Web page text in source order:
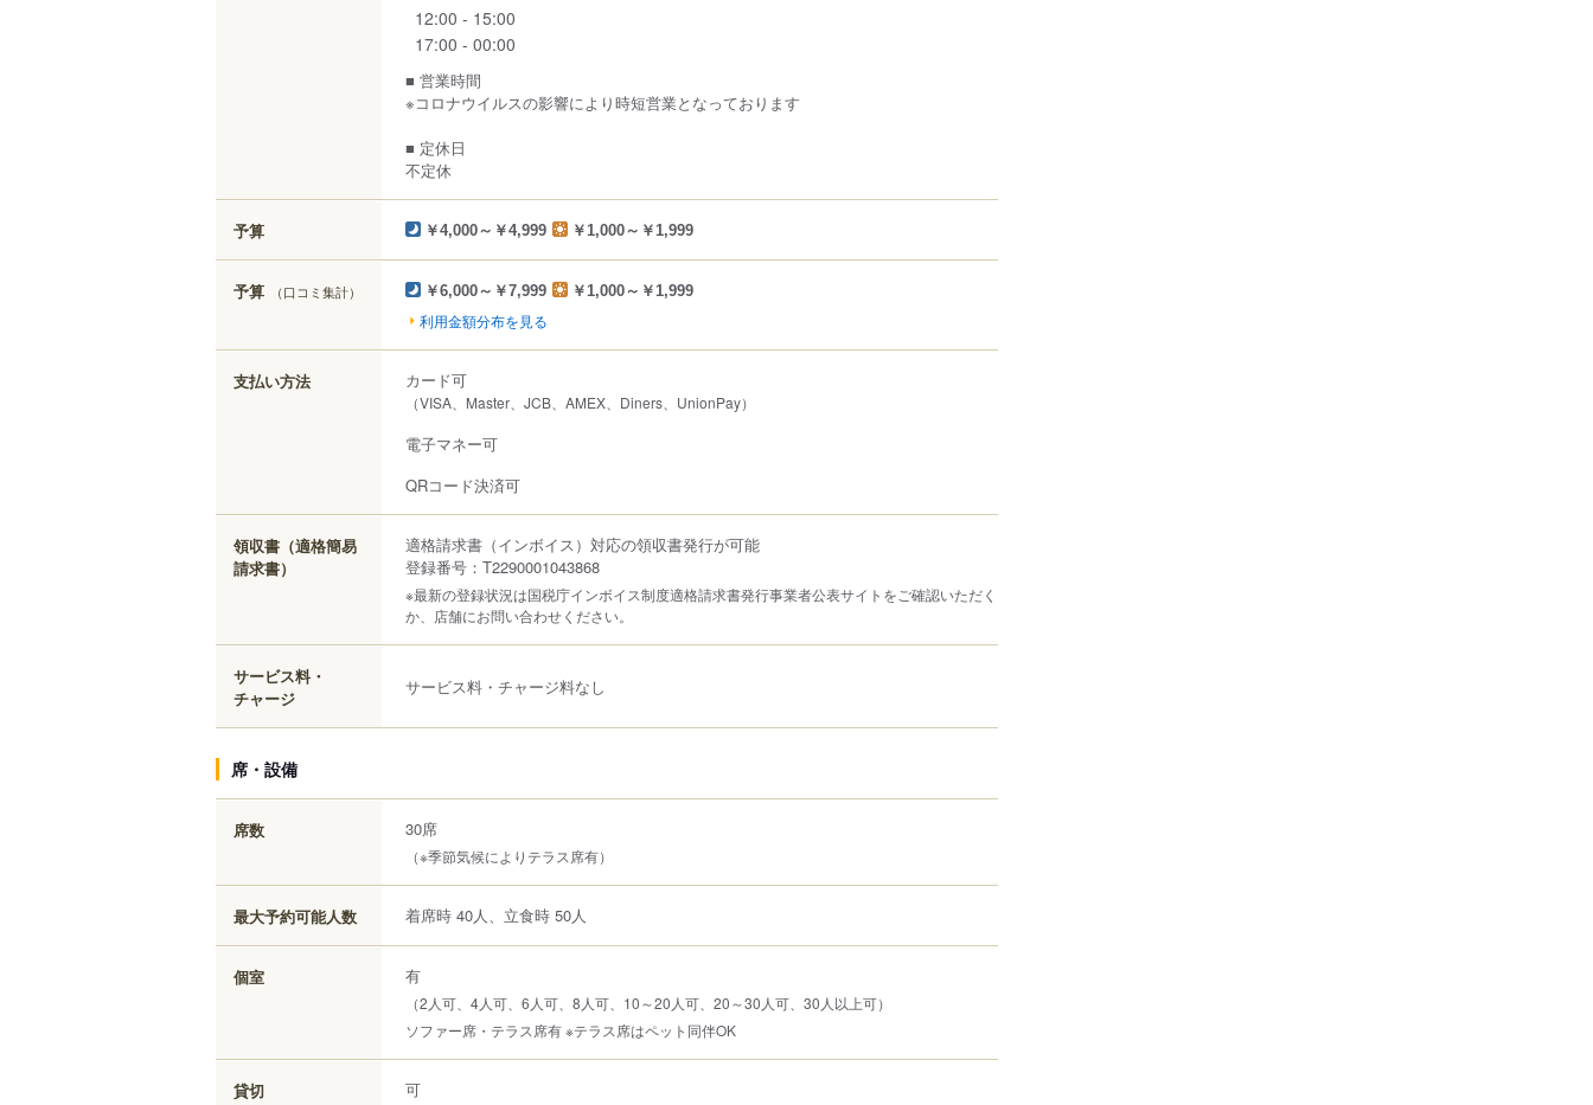
12:00 - 15:00
17:00 - 00:00
■ 営業時間
※コロナウイルスの影響により時短営業となっております
■ 定休日
不定休
予算 ￥4,000～￥4,999 ￥1,000～￥1,999
予算 （口コミ集計） ￥6,000～￥7,999 ￥1,000～￥1,999
利用金額分布を見る
支払い方法 カード可
（VISA、Master、JCB、AMEX、Diners、UnionPay）
電子マネー可
QRコード決済可
領収書（適格簡易
請求書）
適格請求書（インボイス）対応の領収書発行が可能
登録番号：T2290001043868
※最新の登録状況は国税庁インボイス制度適格請求書発行事業者公表サイトをご確認いただく
か、店舗にお問い合わせください。
サービス料・
チャージ
サービス料・チャージ料なし
席・設備
席数 30席
（※季節気候によりテラス席有）
最大予約可能人数 着席時 40人、立食時 50人
個室 有
（2人可、4人可、6人可、8人可、10～20人可、20～30人可、30人以上可）
ソファー席・テラス席有 ※テラス席はペット同伴OK
貸切 可